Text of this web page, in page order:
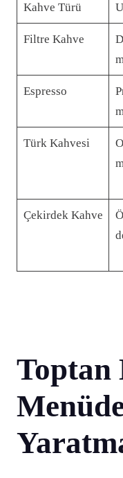
Kahve Türü
Filtre Kahve
Espresso
Türk Kahvesi
Çekirdek Kahve
Toptan